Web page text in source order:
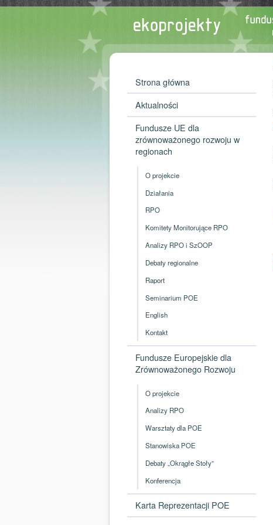
Strona główna
Aktualności
Fundusze UE dla
zrównoważonego rozwoju w
regionach
O projekcie
Działania
RPO
Komitety Monitorujące RPO
Analizy RPO i SzOOP
Debaty regionalne
Raport
Seminarium POE
English
Kontakt
Fundusze Europejskie dla
Zrównoważonego Rozwoju
O projekcie
Analizy RPO
Warsztaty dla POE
Stanowiska POE
Debaty „Okrągłe Stoły”
Konferencja
Karta Reprezentacji POE